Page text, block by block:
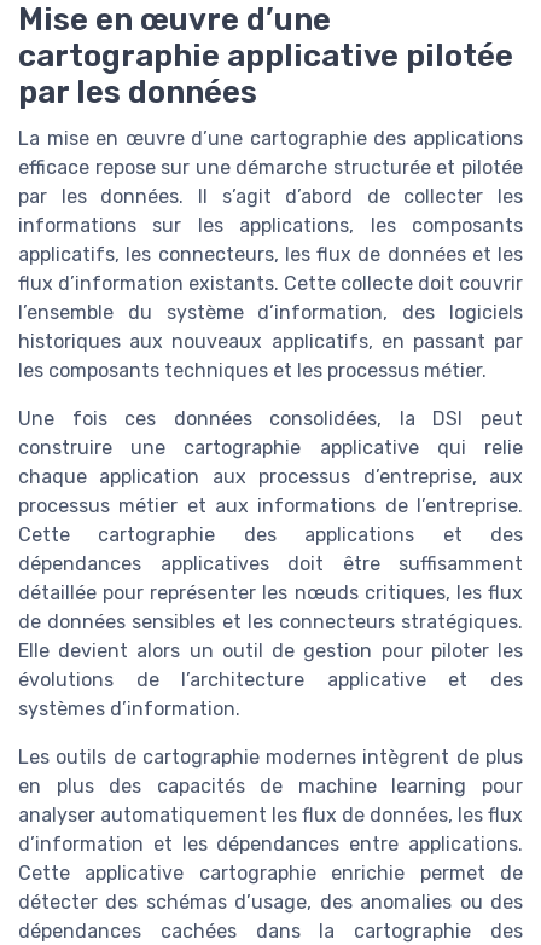
Mise en œuvre d’une
cartographie applicative pilotée
par les données
La mise en œuvre d’une cartographie des applications
efficace repose sur une démarche structurée et pilotée
par les données. Il s’agit d’abord de collecter les
informations sur les applications, les composants
applicatifs, les connecteurs, les flux de données et les
flux d’information existants. Cette collecte doit couvrir
l’ensemble du système d’information, des logiciels
historiques aux nouveaux applicatifs, en passant par
les composants techniques et les processus métier.
Une fois ces données consolidées, la DSI peut
construire une cartographie applicative qui relie
chaque application aux processus d’entreprise, aux
processus métier et aux informations de l’entreprise.
Cette cartographie des applications et des
dépendances applicatives doit être suffisamment
détaillée pour représenter les nœuds critiques, les flux
de données sensibles et les connecteurs stratégiques.
Elle devient alors un outil de gestion pour piloter les
évolutions de l’architecture applicative et des
systèmes d’information.
Les outils de cartographie modernes intègrent de plus
en plus des capacités de machine learning pour
analyser automatiquement les flux de données, les flux
d’information et les dépendances entre applications.
Cette applicative cartographie enrichie permet de
détecter des schémas d’usage, des anomalies ou des
dépendances cachées dans la cartographie des